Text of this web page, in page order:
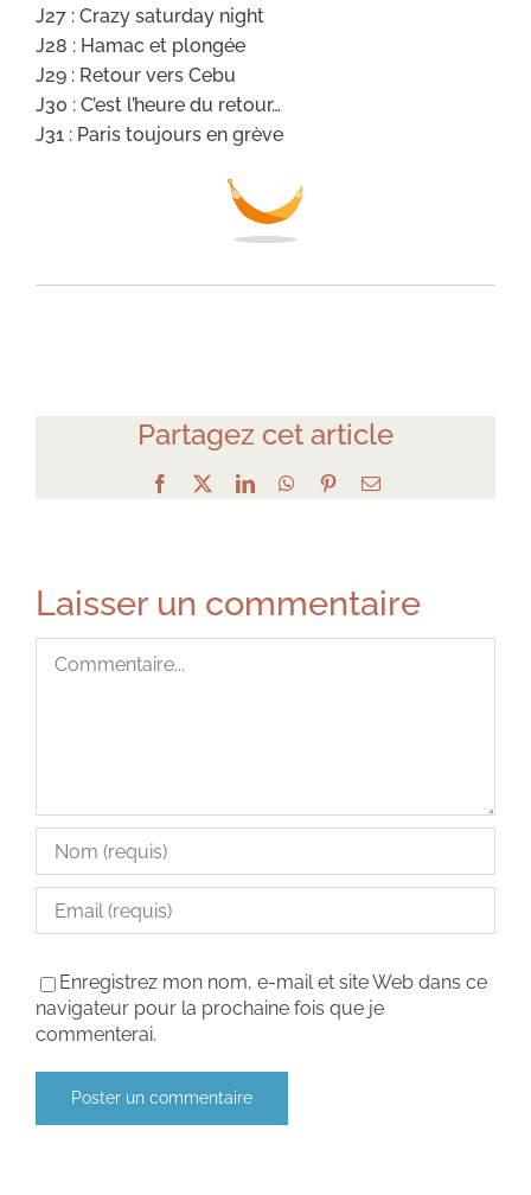
J27 : Crazy saturday night
J28 : Hamac et plongée
J29 : Retour vers Cebu
J30 : C’est l’heure du retour…
J31 : Paris toujours en grève
Partagez cet article
Facebook LinkedInWhatsApp
PinterestEmail
Laisser un commentaire
Enregistrez mon nom, e-mail et site Web dans ce
navigateur pour la prochaine fois que je
commenterai.